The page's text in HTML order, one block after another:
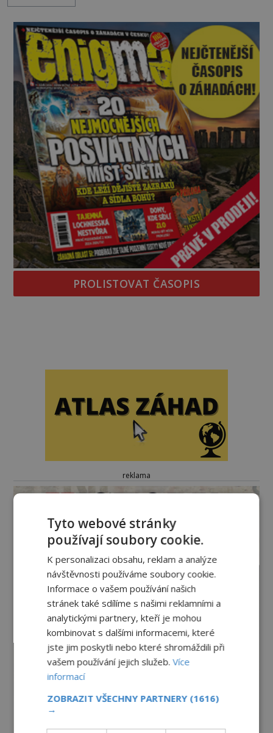
nebo Leonarda DiCapria. Na Blízkém východě a v
židovských komunitách po celém světě, je
PROLISTOVAT ČASOPIS
reklama
Tyto webové stránky
používají soubory cookie.
K personalizaci obsahu, reklam a analýze
návštěvnosti používáme soubory cookie.
Informace o vašem používání našich
stránek také sdílíme s našimi reklamními a
analytickými partnery, kteří je mohou
kombinovat s dalšími informacemi, které
jste jim poskytli nebo které shromáždili při
vašem používání jejich služeb.Více
informací
ZOBRAZIT VŠECHNY PARTNERY (1616)
→